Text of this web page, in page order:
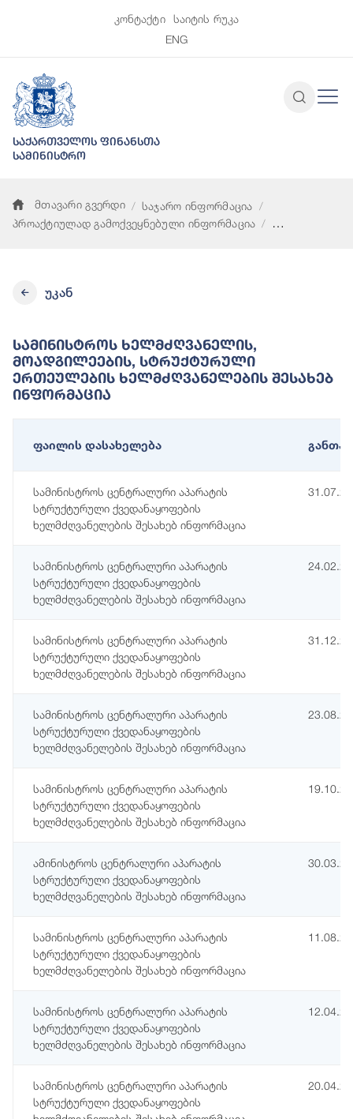
კონტაქტი
საიტის რუკა
ENG
საქართველოს ფინანსთა
სამინისტრო
მთავარი გვერდი
საჯარო ინფორმაცია
პროაქტიულად გამოქვეყნებული ინფორმაცია
უკან
Სამინისტროს Ხელმძღვანელის,
Მოადგილეების, Სტრუქტურული
Ერთეულების Ხელმძღვანელების Შესახებ
Ინფორმაცია
ფაილის დასახელება
სამინისტროს ცენტრალური აპარატის
სტრუქტურული ქვედანაყოფების
ხელმძღვანელების შესახებ ინფორმაცია
სამინისტროს ცენტრალური აპარატის
სტრუქტურული ქვედანაყოფების
ხელმძღვანელების შესახებ ინფორმაცია
სამინისტროს ცენტრალური აპარატის
სტრუქტურული ქვედანაყოფების
ხელმძღვანელების შესახებ ინფორმაცია
სამინისტროს ცენტრალური აპარატის
სტრუქტურული ქვედანაყოფების
ხელმძღვანელების შესახებ ინფორმაცია
სამინისტროს ცენტრალური აპარატის
სტრუქტურული ქვედანაყოფების
ხელმძღვანელების შესახებ ინფორმაცია
ამინისტროს ცენტრალური აპარატის
სტრუქტურული ქვედანაყოფების
ხელმძღვანელების შესახებ ინფორმაცია
სამინისტროს ცენტრალური აპარატის
სტრუქტურული ქვედანაყოფების
ხელმძღვანელების შესახებ ინფორმაცია
სამინისტროს ცენტრალური აპარატის
სტრუქტურული ქვედანაყოფების
ხელმძღვანელების შესახებ ინფორმაცია
სამინისტროს ცენტრალური აპარატის
სტრუქტურული ქვედანაყოფების